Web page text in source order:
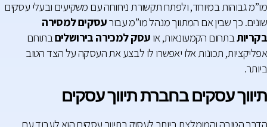
מו”מ גבוהות במיוחד, ולפתח תקשורת ניחוחה עם משקיעים ובעלי עסקים
שונים. כך שבין אם המתווך מנהל מו”מ עבורעסקים למסירה
בקריותבתחום הקמעונאות, או עסק למכירה בירושליםבתוחם
אפליקציות, תכונות אלו יאפשרו לו לבצע את העסקה על הצד הטוב
ביותר.
תיווך עסקים בחברת תיווך עסקים
הדרך הטובה והמומלצת ביותר לעסוק בתיווך עסקים הוא לעבוד עם